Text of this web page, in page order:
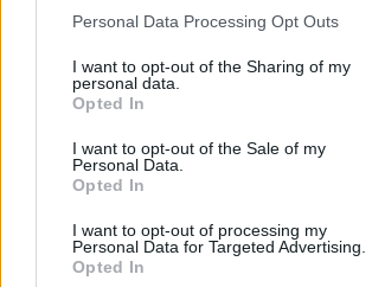
Personal Data Processing Opt Outs
I want to opt-out of the Sharing of my
personal data.
Opted In
I want to opt-out of the Sale of my
Personal Data.
Opted In
I want to opt-out of processing my
Personal Data for Targeted Advertising.
Opted In
Ειδήσεις 5-8-2026